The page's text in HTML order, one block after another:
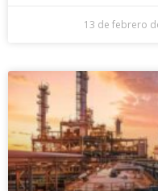
13 de febrero